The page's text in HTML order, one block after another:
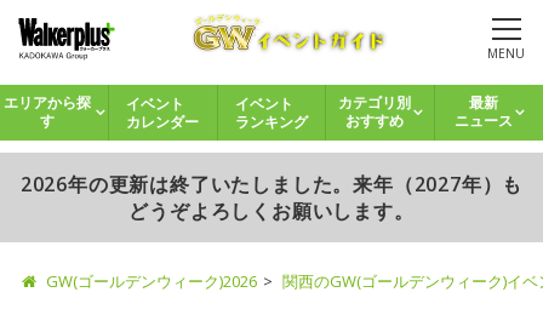
MENU
エリアから探
す
イベント
カレンダー
イベント
ランキング
カテゴリ別
おすすめ
最新
ニュース
2026年の更新は終了いたしました。来年（2027年）も
どうぞよろしくお願いします。
GW(ゴールデンウィーク)2026 関西のGW(ゴールデンウィーク)イ